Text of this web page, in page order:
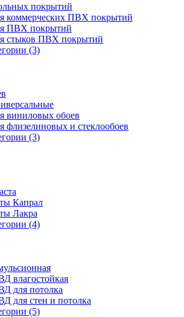
покрытий
коммерческих ПВХ покрытий
ПВХ покрытий
стыков ПВХ покрытий
(3)
виниловых обоев
флизелиновых и стеклообоев
(3)
Капрал
Лакра
(4)
влагостойкая
для потолка
для стен и потолка
(5)